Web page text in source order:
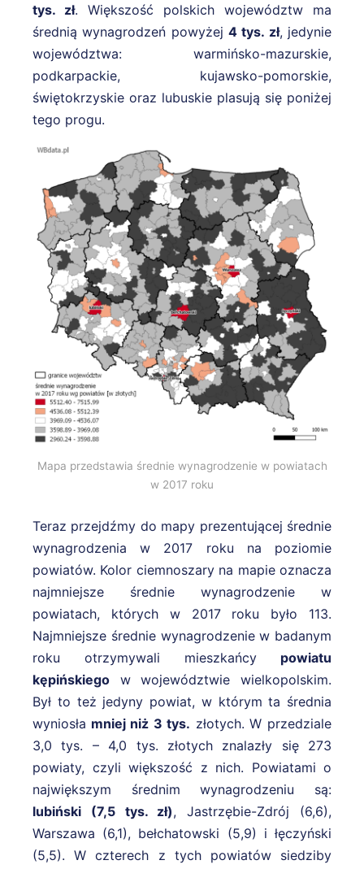
tys. zł. Większość polskich województw ma
średnią wynagrodzeń powyżej 4 tys. zł, jedynie
województwa: warmińsko-mazurskie,
podkarpackie, kujawsko-pomorskie,
świętokrzyskie oraz lubuskie plasują się poniżej
tego progu.
Mapa przedstawia średnie wynagrodzenie w powiatach
w 2017 roku
Teraz przejdźmy do mapy prezentującej średnie
wynagrodzenia w 2017 roku na poziomie
powiatów. Kolor ciemnoszary na mapie oznacza
najmniejsze średnie wynagrodzenie w
powiatach, których w 2017 roku było 113.
Najmniejsze średnie wynagrodzenie w badanym
roku otrzymywali mieszkańcy powiatu
kępińskiego w województwie wielkopolskim.
Był to też jedyny powiat, w którym ta średnia
wyniosła mniej niż 3 tys. złotych. W przedziale
3,0 tys. – 4,0 tys. złotych znalazły się 273
powiaty, czyli większość z nich. Powiatami o
największym średnim wynagrodzeniu są:
lubiński (7,5 tys. zł), Jastrzębie-Zdrój (6,6),
Warszawa (6,1), bełchatowski (5,9) i łęczyński
(5,5). W czterech z tych powiatów siedziby